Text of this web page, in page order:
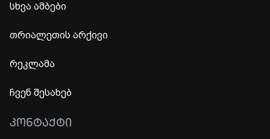
სხვა ამბები
თრიალეთის არქივი
რეკლამა
ჩვენ შესახებ
ᲙᲝᲜᲢᲐᲥᲢᲘ